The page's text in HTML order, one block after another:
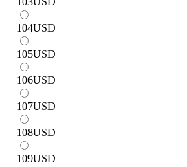
104USD
105USD
106USD
107USD
108USD
109USD